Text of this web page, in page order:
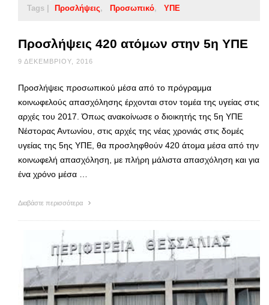
Tags | Προσλήψεις Προσωπικό ΥΠΕ
Προσλήψεις 420 ατόμων στην 5η ΥΠΕ
9 ΔΕΚΕΜΒΡΊΟΥ, 2016
Προσλήψεις προσωπικού μέσα από το πρόγραμμα
κοινωφελούς απασχόλησης έρχονται στον τομέα της υγείας στις
αρχές του 2017. Όπως ανακοίνωσε ο διοικητής της 5η ΥΠΕ
Νέστορας Αντωνίου, στις αρχές της νέας χρονιάς στις δομές
υγείας της 5ης ΥΠΕ, θα προσληφθούν 420 άτομα μέσα από την
κοινωφελή απασχόληση, με πλήρη μάλιστα απασχόληση και για
ένα χρόνο μέσα …
Διαβάστε περισσότερα